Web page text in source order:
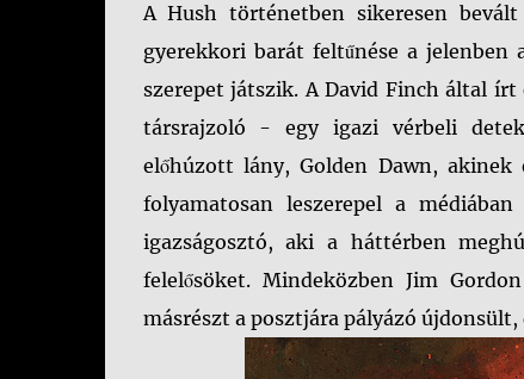
A Hush történetben sikeresen
gyerekkori barát feltűnése a jelenben
szerepet játszik. A David Finch által
társrajzoló - egy igazi vérbeli
előhúzott lány, Golden Dawn, akinek
folyamatosan leszerepel a
igazságosztó, aki a háttérben
felelősöket. Mindeközben Jim
másrészt a posztjára pályázó